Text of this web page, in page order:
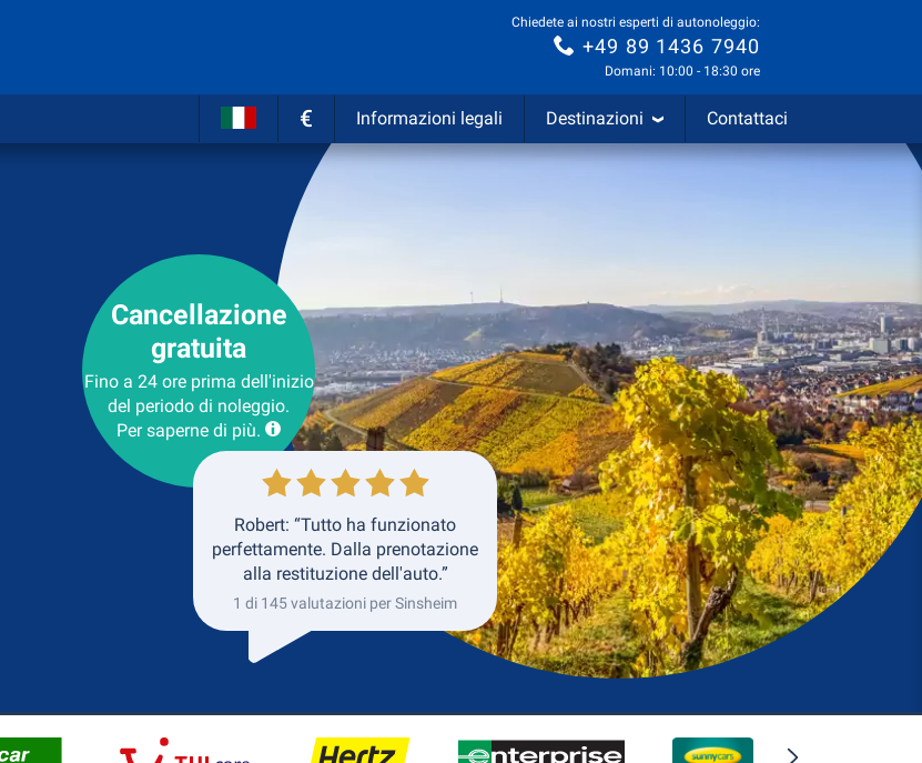
Chiedete ai nostri esperti di autonoleggio:
+49 89 1436 7940
Domani: 10:00 - 18:30 ore
€ Informazioni legali Destinazioni Contattaci
Luogo del noleggio
Luogo di ritorno
Ritorno
Cancellazione
gratuita
Fino a 24 ore prima dell'inizio
del periodo di noleggio.
Per saperne di più.
Robert: “Tutto ha funzionato
perfettamente. Dalla prenotazione
alla restituzione dell'auto.”
1 di 145 valutazioni per Sinsheim